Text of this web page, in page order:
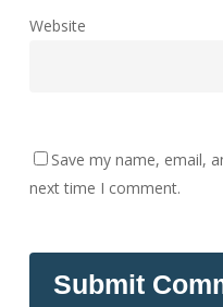
Website
Save my name, email,
next time I comment.